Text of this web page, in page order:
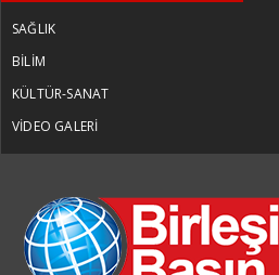
SAĞLIK
BİLİM
KÜLTÜR-SANAT
VİDEO GALERİ